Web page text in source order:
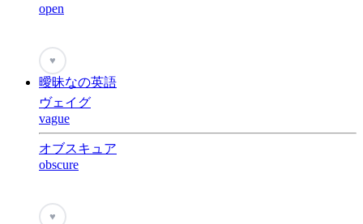
open
♥
曖昧なの英語
ヴェイグ
vague
オブスキュア
obscure
♥